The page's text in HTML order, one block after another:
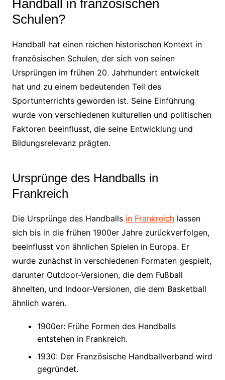
Handball in französischen
Schulen?
Handball hat einen reichen historischen Kontext in
französischen Schulen, der sich von seinen
Ursprüngen im frühen 20. Jahrhundert entwickelt
hat und zu einem bedeutenden Teil des
Sportunterrichts geworden ist. Seine Einführung
wurde von verschiedenen kulturellen und politischen
Faktoren beeinflusst, die seine Entwicklung und
Bildungsrelevanz prägten.
Ursprünge des Handballs in
Frankreich
Die Ursprünge des Handballs in Frankreichlassen
sich bis in die frühen 1900er Jahre zurückverfolgen,
beeinflusst von ähnlichen Spielen in Europa. Er
wurde zunächst in verschiedenen Formaten gespielt,
darunter Outdoor-Versionen, die dem Fußball
ähnelten, und Indoor-Versionen, die dem Basketball
ähnlich waren.
1900er: Frühe Formen des Handballs
entstehen in Frankreich.
1930: Der Französische Handballverband wird
gegründet.